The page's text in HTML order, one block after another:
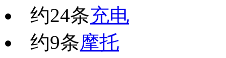
约24条充电
约9条摩托